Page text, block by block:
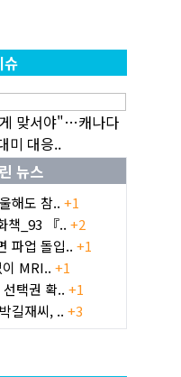
슈
맞서야"…캐나다
미 대응..
뉴스
해도 참.. +1
책_93 『.. +2
파업 돌입.. +1
MRI.. +1
택권 확.. +1
길재씨, .. +3